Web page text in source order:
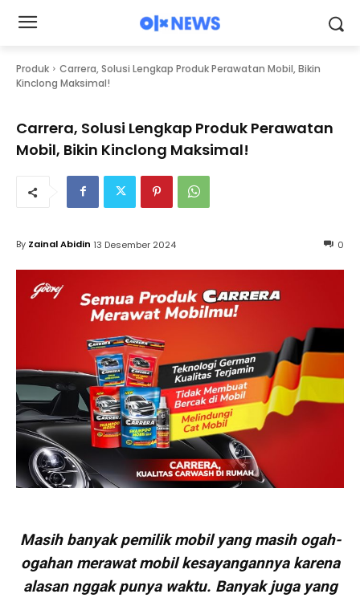
Produk
Carrera, Solusi Lengkap Produk Perawatan Mobil, Bikin
Kinclong Maksimal!
Carrera, Solusi Lengkap Produk Perawatan
Mobil, Bikin Kinclong Maksimal!
0
By Zainal Abidin 13 Desember 2024
Masih banyak pemilik mobil yang masih ogah-
ogahan merawat mobil kesayangannya karena
alasan nggak punya waktu. Banyak juga yang